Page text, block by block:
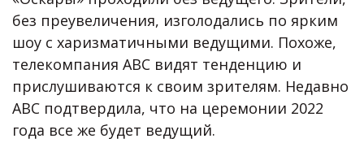
без преувеличения, изголодались по ярким
шоу с харизматичными ведущими. Похоже,
телекомпания ABC видят тенденцию и
прислушиваются к своим зрителям. Недавно
ABC подтвердила, что на церемонии 2022
года все же будет ведущий.